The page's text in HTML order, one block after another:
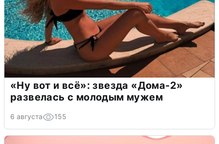
«Ну вот и всё»: звезда «Дома-2»
развелась с молодым мужем
6 августа 155